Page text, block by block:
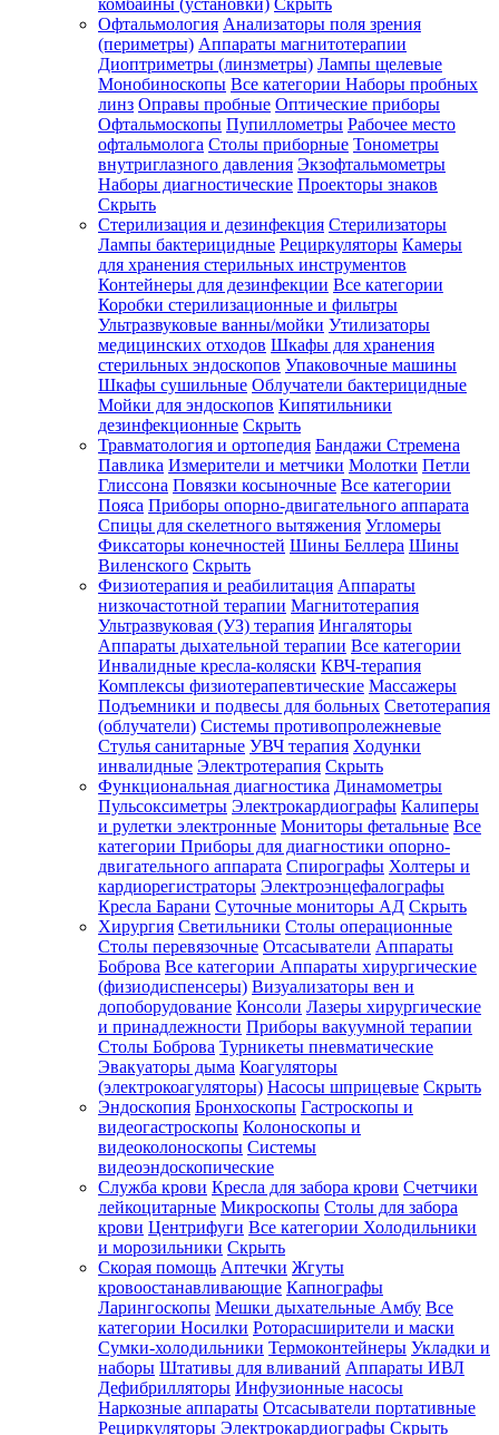
комбайны (установки) Скрыть
Офтальмология Анализаторы поля зрения
(периметры) Аппараты магнитотерапии
Диоптриметры (линзметры) Лампы щелевые
Монобиноскопы Все категории Наборы пробных
линз Оправы пробные Оптические приборы
Офтальмоскопы Пупиллометры Рабочее место
офтальмолога Столы приборные Тонометры
внутриглазного давления Экзофтальмометры
Наборы диагностические Проекторы знаков
Скрыть
Стерилизация и дезинфекция Стерилизаторы
Лампы бактерицидные Рециркуляторы Камеры
для хранения стерильных инструментов
Контейнеры для дезинфекции Все категории
Коробки стерилизационные и фильтры
Ультразвуковые ванны/мойки Утилизаторы
медицинских отходов Шкафы для хранения
стерильных эндоскопов Упаковочные машины
Шкафы сушильные Облучатели бактерицидные
Мойки для эндоскопов Кипятильники
дезинфекционные Скрыть
Травматология и ортопедия Бандажи Стремена
Павлика Измерители и метчики Молотки Петли
Глиссона Повязки косыночные Все категории
Пояса Приборы опорно-двигательного аппарата
Спицы для скелетного вытяжения Угломеры
Фиксаторы конечностей Шины Беллера Шины
Виленского Скрыть
Физиотерапия и реабилитация Аппараты
низкочастотной терапии Магнитотерапия
Ультразвуковая (УЗ) терапия Ингаляторы
Аппараты дыхательной терапии Все категории
Инвалидные кресла-коляски КВЧ-терапия
Комплексы физиотерапевтические Массажеры
Подъемники и подвесы для больных Светотерапия
(облучатели) Системы противопролежневые
Стулья санитарные УВЧ терапия Ходунки
инвалидные Электротерапия Скрыть
Функциональная диагностика Динамометры
Пульсоксиметры Электрокардиографы Калиперы
и рулетки электронные Мониторы фетальные Все
категории Приборы для диагностики опорно-
двигательного аппарата Спирографы Холтеры и
кардиорегистраторы Электроэнцефалографы
Кресла Барани Суточные мониторы АД Скрыть
Хирургия Светильники Столы операционные
Столы перевязочные Отсасыватели Аппараты
Боброва Все категории Аппараты хирургические
(физиодиспенсеры) Визуализаторы вен и
допоборудование Консоли Лазеры хирургические
и принадлежности Приборы вакуумной терапии
Столы Боброва Турникеты пневматические
Эвакуаторы дыма Коагуляторы
(электрокоагуляторы) Насосы шприцевые Скрыть
Эндоскопия Бронхоскопы Гастроскопы и
видеогастроскопы Колоноскопы и
видеоколоноскопы Системы
видеоэндоскопические
Служба крови Кресла для забора крови Счетчики
лейкоцитарные Микроскопы Столы для забора
крови Центрифуги Все категории Холодильники
и морозильники Скрыть
Скорая помощь Аптечки Жгуты
кровоостанавливающие Капнографы
Ларингоскопы Мешки дыхательные Амбу Все
категории Носилки Роторасширители и маски
Сумки-холодильники Термоконтейнеры Укладки и
наборы Штативы для вливаний Аппараты ИВЛ
Дефибрилляторы Инфузионные насосы
Наркозные аппараты Отсасыватели портативные
Рециркуляторы Электрокардиографы Скрыть